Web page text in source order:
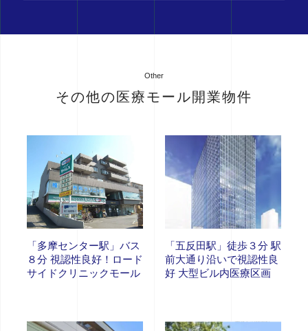
Other
その他の医療モール開業物件
「多摩センター駅」バス
８分 視認性良好！ロード
サイドクリニックモール
「五反田駅」徒歩３分 駅
前大通り沿いで視認性良
好 大型ビル内医療区画